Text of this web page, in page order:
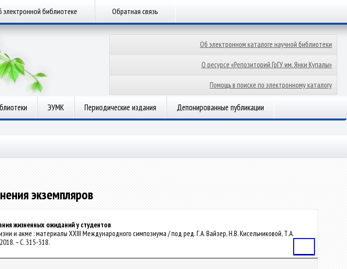
электронной библиотеке Обратная связь
Об электронном каталоге научной библиотеки
О ресурсе «Репозиторий ГрГУ им. Янки Купалы»
Помощь в поиске по электронному каталогу
ЭУМК Периодические издания Депонированные публикации
экземпляров
жизненных ожиданий у студентов
и акме : материалы XXIII Международного симпозиума / под ред. Г.А. Вайзер, Н.В. Кисельниковой, Т.А.
– С. 315-318.